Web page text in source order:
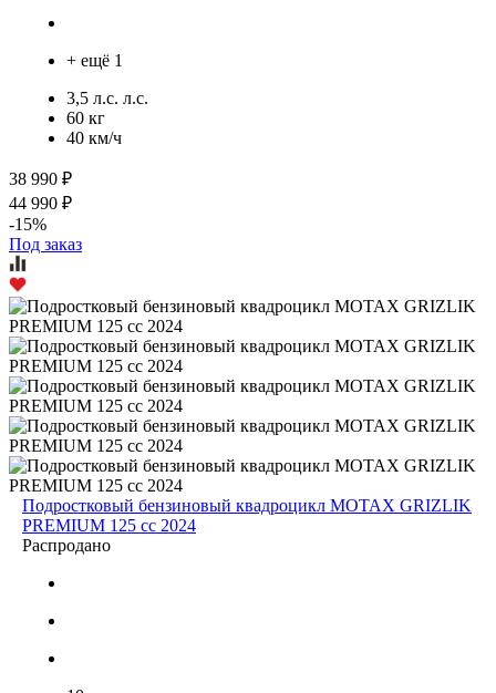
+ ещё 1
3,5 л.с. л.с.
60 кг
40 км/ч
38 990 ₽
44 990 ₽
-15%
Под заказ
Подростковый бензиновый квадроцикл MOTAX GRIZLIK
PREMIUM 125 cc 2024
Распродано